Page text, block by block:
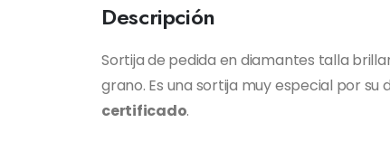
Descripción
Sortija de pedida en diamantes talla
grano. Es una sortija muy especial por su
certificado.